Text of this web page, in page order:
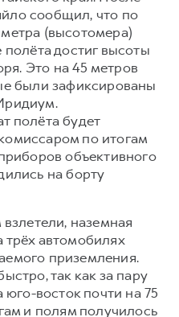
сообщил, что по
(высотомера)
достиг высоты
Это на 45 метров
были зафиксированы
полёта будет
по итогам
объективного
на борту
наземная
автомобилях
приземления.
так как за пару
юго-восток почти на 75
и полям получилось